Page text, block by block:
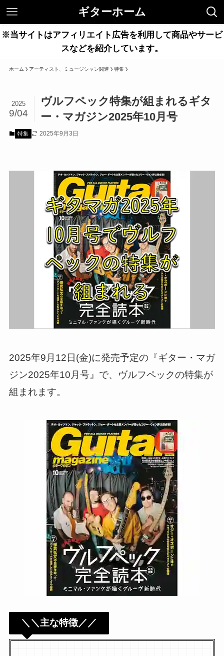
ギターホーム
※当サイトはアフィリエイト広告を利用して商品やサービ
スなどを紹介しています。
ホーム アーティスト、ミュージシャン関連 特集
ヴルフペック特集が組まれるギタ
ー・マガジン2025年10月号
2025
9/04
特集 2025年9月3日
2025年9月12日(金)に発売予定の『ギター・マガ
ジン2025年10月号』で、ヴルフペックの特集が
組まれます。
＼＼主な特徴／／